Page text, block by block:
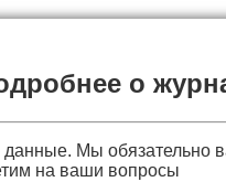
о
данные. Мы обязательно
на ваши вопросы